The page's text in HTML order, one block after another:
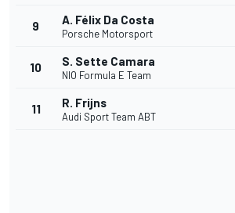
9 A. Félix Da Costa
Porsche Motorsport
10 S. Sette Camara
NIO Formula E Team
11 R. Frijns
Audi Sport Team ABT